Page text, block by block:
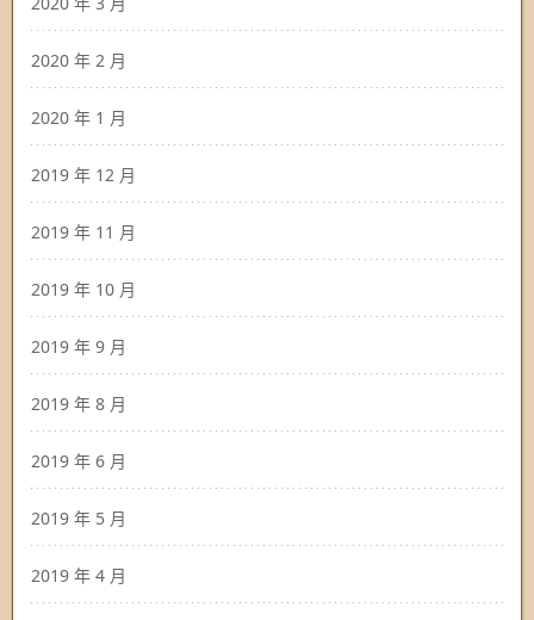
2020 年 2 月
2020 年 1 月
2019 年 12 月
2019 年 11 月
2019 年 10 月
2019 年 9 月
2019 年 8 月
2019 年 6 月
2019 年 5 月
2019 年 4 月